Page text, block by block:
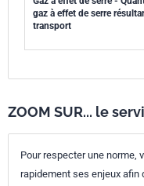
gaz à effet de serre
transport
ZOOM SUR... le
Pour respecter une norme,
rapidement ses enjeux afin